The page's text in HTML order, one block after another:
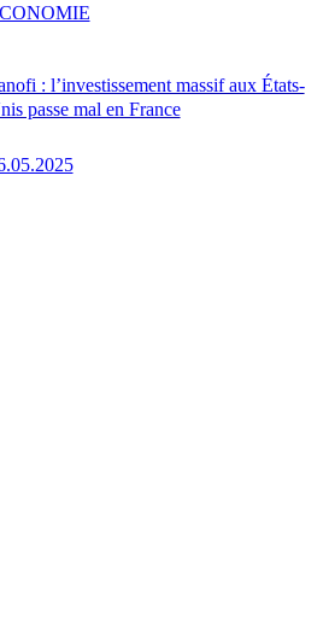
: l’investissement massif aux États-
passe mal en France